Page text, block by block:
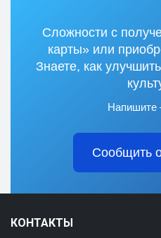
Сложности с
карты» или
Знаете, как
Сообщить
КОНТАКТЫ